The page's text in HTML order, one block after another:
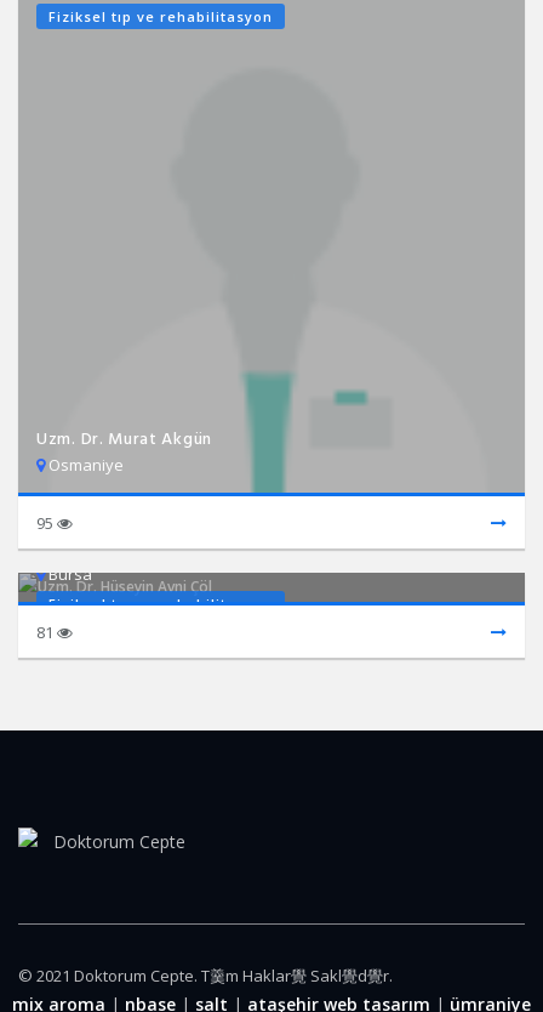
Fiziksel tıp ve rehabilitasyon
Uzm. Dr. Murat Akgün
Osmaniye
95
Fiziksel tıp ve rehabilitasyon
Uzm. Dr. Hüseyin Avni Çöl
Bursa
81
© 2021 Doktorum Cepte. T羹m Haklar覺 Sakl覺d覺r.
mix aroma | nbase | salt | ataşehir web tasarım | ümraniye